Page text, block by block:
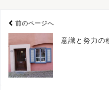
前のページへ
意識と努力の